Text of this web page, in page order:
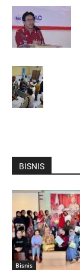
BISNIS
Bisnis